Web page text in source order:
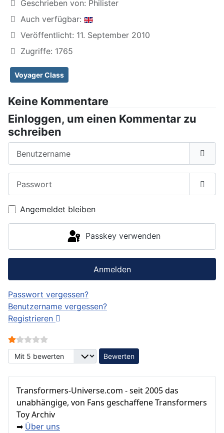
Geschrieben von: Philister
Auch verfügbar:
Veröffentlicht: 11. September 2010
Zugriffe: 1765
Voyager Class
Keine Kommentare
Einloggen, um einen Kommentar zu
schreiben
Angemeldet bleiben
Passkey verwenden
Anmelden
Passwort vergessen?
Benutzername vergessen?
Registrieren
Bewertung:
Bitte bewerten
Transformers‑Universe.com - seit 2005 das
unabhängige, von Fans geschaffene Transformers
Toy Archiv
➡ Über uns